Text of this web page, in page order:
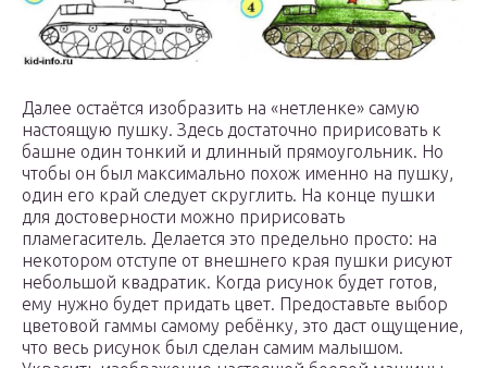
Далее остаётся изобразить на «нетленке» самую
настоящую пушку. Здесь достаточно пририсовать к
башне один тонкий и длинный прямоугольник. Но
чтобы он был максимально похож именно на пушку,
один его край следует скруглить. На конце пушки
для достоверности можно пририсовать
пламегаситель. Делается это предельно просто: на
некотором отступе от внешнего края пушки рисуют
небольшой квадратик. Когда рисунок будет готов,
ему нужно будет придать цвет. Предоставьте выбор
цветовой гаммы самому ребёнку, это даст ощущение,
что весь рисунок был сделан самим малышом.